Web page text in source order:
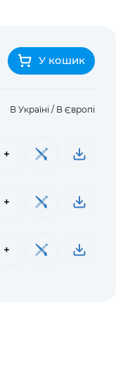
У кошик
В Україні / В Європі
+
+
+